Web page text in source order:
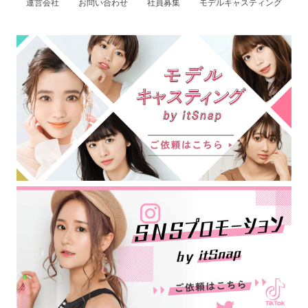
運営会社 お問い合わせ 社員募集 モデルキャスティング